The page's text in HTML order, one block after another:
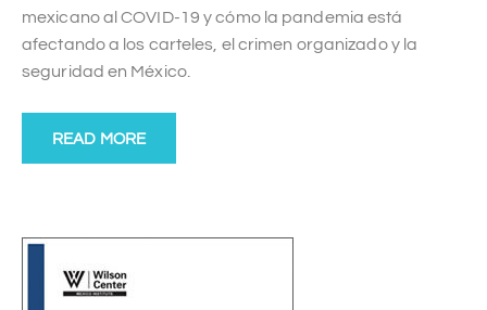
mexicano al COVID-19 y cómo la pandemia está
afectando a los carteles, el crimen organizado y la
seguridad en México.
READ MORE